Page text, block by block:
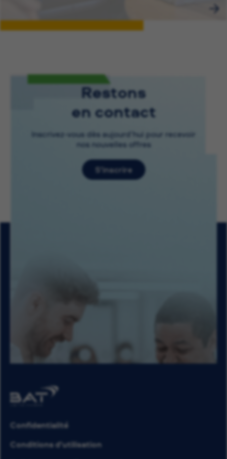
Restons
en contact
Inscrivez-vous dès aujourd’hui pour recevoir
nos nouvelles offres
S’inscrire
Confidentialité
Conditions d’utilisation